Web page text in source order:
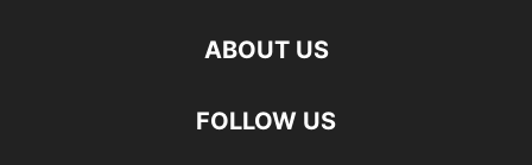
ABOUT US
FOLLOW US